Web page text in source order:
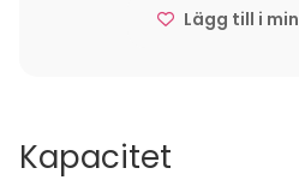
Lägg till i
Kapacitet